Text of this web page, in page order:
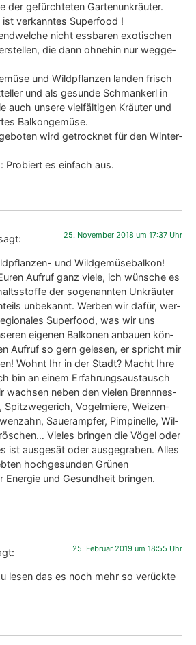
der gefürch­te­ten Gar­ten­un­kräu­ter.
ver­kann­tes Super­food !
nicht ess­ba­ren exo­ti­schen
die dann ohne­hin nur weg­ge­
und Wild­pflan­zen lan­den frisch
und als gesun­de Schman­kerl in
auch unse­re viel­fäl­ti­gen Kräu­ter und
Bal­kon­ge­mü­se.
wird getrock­net für den Win­ter­
Pro­biert es ein­fach aus.
25. November 2018 um 17:37 Uhr
und Wild­ge­mü­se­bal­kon!
Auf­ruf ganz vie­le, ich wün­sche es
der soge­nann­ten Unkräu­ter
unbe­kannt. Wer­ben wir dafür, wer­
Super­food, was wir uns
eige­nen Bal­ko­nen anbau­en kön­
Auf­ruf so gern gele­sen, er spricht mir
Wohnt Ihr in der Stadt? Macht Ihre
bin an einem Erfah­rungs­aus­tausch
wach­sen neben den vie­len Brenn­nes­
Spitz­we­ge­rich, Vogel­mie­re, Wei­zen­
Sau­er­amp­fer, Pim­pi­nel­le, Wil­
Vie­les brin­gen die Vögel oder
ist aus­ge­sät oder aus­ge­gra­ben. Alles
hoch­ge­sun­den Grü­nen
Ener­gie und Gesund­heit brin­gen.
25. Februar 2019 um 18:55 Uhr
lesen das es noch mehr so verück­te